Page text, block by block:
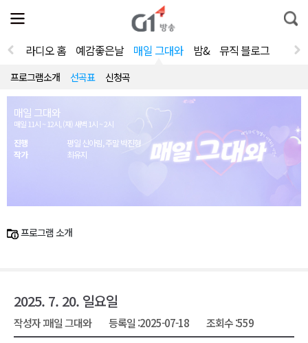
전
체
뉴
열
통
합
라디오 홈 예감좋은날 매일 그대와 밤& 뮤직 블로그
프로그램소개 선곡표 신청곡
매일 그대와
매일 11시 ~ 12시, (재) 새벽 1시 ~ 2시
진행
평일 신아림, 주말 박진형
작가
최유지
프로그램 소개
2025. 7. 20. 일요일
작성자 :매일 그대와 등록일 :2025-07-18 조회수 :559